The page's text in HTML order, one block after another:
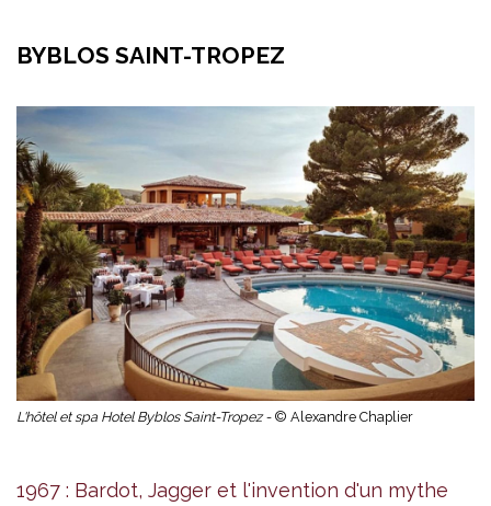
BYBLOS SAINT-TROPEZ
L'hôtel et spa Hotel Byblos Saint-Tropez - © Alexandre Chaplier
1967 : Bardot, Jagger et l'invention d'un mythe